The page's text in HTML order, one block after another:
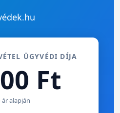
ÜGYVÉDI DÍJA
Ft
alapján